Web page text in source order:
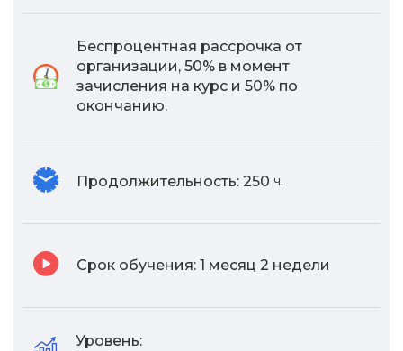
Беспроцентная рассрочка от
организации, 50% в момент
зачисления на курс и 50% по
окончанию.
Продолжительность: 250 ч.
Срок обучения: 1 месяц 2 недели
Уровень: